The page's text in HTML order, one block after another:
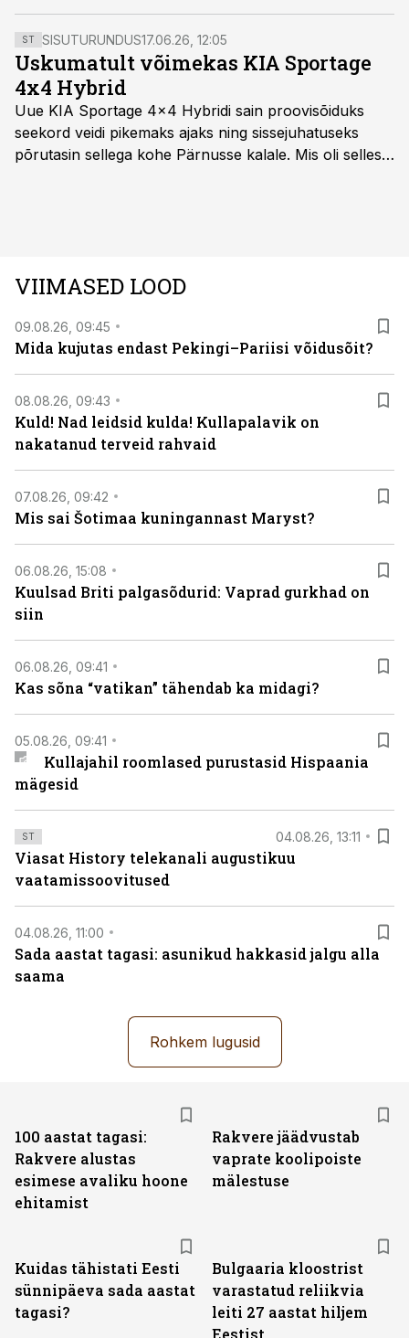
Eduard Viiraltit, kes nooruses Varangul elas,
mäletatakse seal küll, ehk tasuks ka vendadele
Blumbergitele tähelepanu pöörata.
ST SISUTURUNDUS17.06.26, 12:05
Uskumatult võimekas KIA Sportage
4x4 Hybrid
Uue KIA Sportage 4x4 Hybridi sain proovisõiduks
seekord veidi pikemaks ajaks ning sissejuhatuseks
põrutasin sellega kohe Pärnusse kalale. Mis oli selles
VIIMASED LOOD
09.08.26, 09:45
Mida kujutas endast Pekingi–Pariisi võidusõit?
08.08.26, 09:43
Kuld! Nad leidsid kulda! Kullapalavik on
nakatanud terveid rahvaid
07.08.26, 09:42
Mis sai Šotimaa kuningannast Maryst?
06.08.26, 15:08
Kuulsad Briti palgasõdurid: Vaprad gurkhad on
siin
06.08.26, 09:41
Kas sõna “vatikan” tähendab ka midagi?
05.08.26, 09:41
Kullajahil roomlased purustasid Hispaania
mägesid
ST 04.08.26, 13:11
Viasat History telekanali augustikuu
vaatamissoovitused
04.08.26, 11:00
Sada aastat tagasi: asunikud hakkasid jalgu alla
saama
Rohkem lugusid
100 aastat tagasi:
Rakvere alustas
esimese avaliku hoone
ehitamist
Rakvere jäädvustab
vaprate koolipoiste
mälestuse
Kuidas tähistati Eesti
sünnipäeva sada aastat
tagasi?
Bulgaaria kloostrist
varastatud reliikvia
leiti 27 aastat hiljem
Eestist